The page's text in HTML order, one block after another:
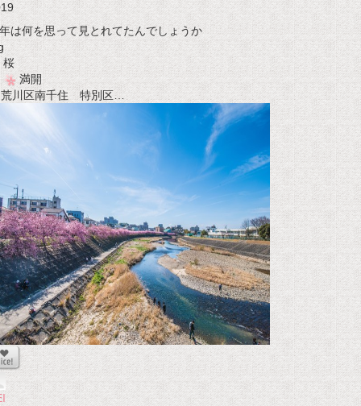
は何を思って見とれてたんでしょうか
桜
満開
川区南千住 特別区…